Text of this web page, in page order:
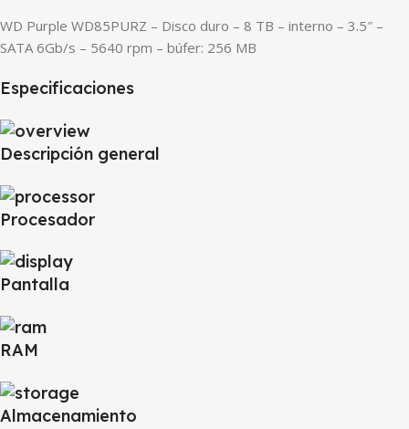
WD Purple WD85PURZ – Disco duro – 8 TB – interno – 3.5″ –
SATA 6Gb/s – 5640 rpm – búfer: 256 MB
Especificaciones
Descripción general
Procesador
Pantalla
RAM
Almacenamiento